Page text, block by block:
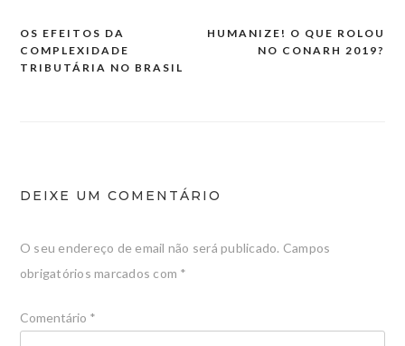
Navegação
de
OS EFEITOS DA
COMPLEXIDADE
TRIBUTÁRIA NO BRASIL
HUMANIZE! O QUE ROLOU
NO CONARH 2019?
DEIXE UM COMENTÁRIO
O seu endereço de email não será publicado. Campos
obrigatórios marcados com *
Comentário *